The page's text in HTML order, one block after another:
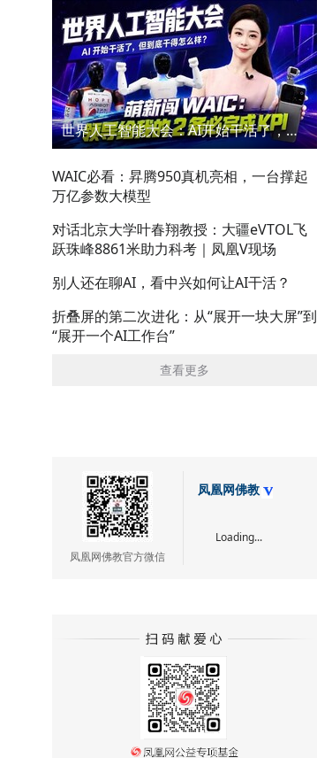
世界人工智能大会：AI开始干活了，但到底干的怎么样？萌新闯WAIC
WAIC必看：昇腾950真机亮相，一台撑起
万亿参数大模型
对话北京大学叶春翔教授：大疆eVTOL飞
跃珠峰8861米助力科考｜凤凰V现场
别人还在聊AI，看中兴如何让AI干活？
折叠屏的第二次进化：从“展开一块大屏”到
“展开一个AI工作台”
查看更多
凤凰网佛教官方微信
凤凰网佛教
Loading...